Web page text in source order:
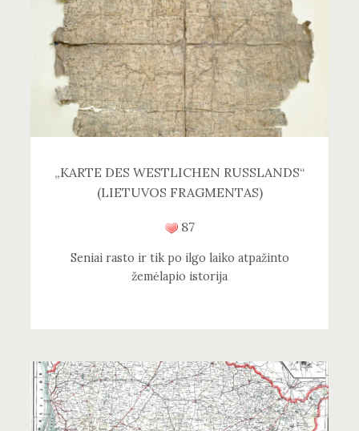
„KARTE DES WESTLICHEN RUSSLANDS“
(LIETUVOS FRAGMENTAS)
87
Seniai rasto ir tik po ilgo laiko atpažinto
žemėlapio istorija